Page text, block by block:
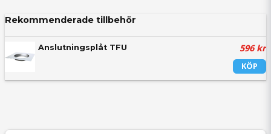
Rekommenderade tillbehör
Anslutningsplåt TFU 596 kr
KÖP